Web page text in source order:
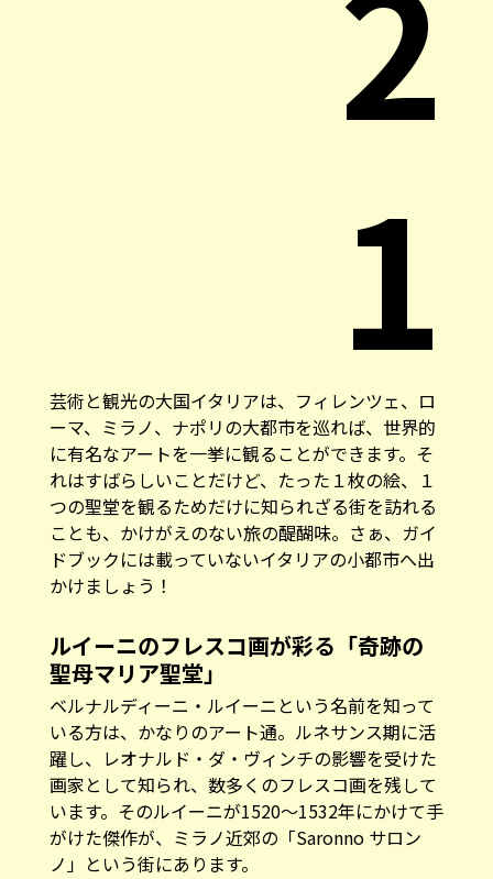
1
芸術と観光の大国イタリアは、フィレンツェ、ロ
ーマ、ミラノ、ナポリの大都市を巡れば、世界的
に有名なアートを一挙に観ることができます。そ
れはすばらしいことだけど、たった１枚の絵、１
つの聖堂を観るためだけに知られざる街を訪れる
ことも、かけがえのない旅の醍醐味。さぁ、ガイ
ドブックには載っていないイタリアの小都市へ出
かけましょう！
ルイーニのフレスコ画が彩る「奇跡の
聖母マリア聖堂」
ベルナルディーニ・ルイーニという名前を知って
いる方は、かなりのアート通。ルネサンス期に活
躍し、レオナルド・ダ・ヴィンチの影響を受けた
画家として知られ、数多くのフレスコ画を残して
います。そのルイーニが1520〜1532年にかけて手
がけた傑作が、ミラノ近郊の「Saronno サロン
ノ」という街にあります。